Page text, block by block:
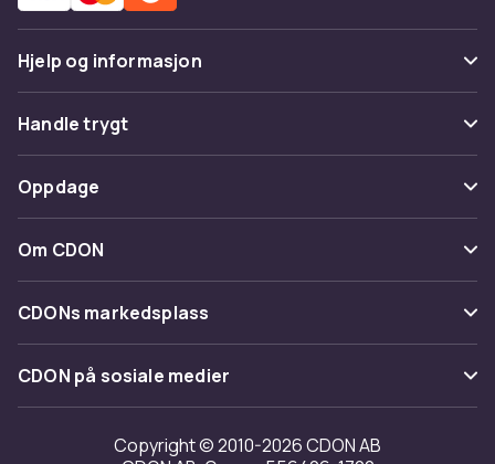
Hjelp og informasjon
Vanlige spørsmål
Spor pakke
Angre & returner her
Kontakt oss
Handle trygt
Betaling
Levering
Tilbakekallinger
Oppdage
Kategorier
Varemerker
Om CDON
Om oss
Kundeanmeldelser
Jobbe på CDON
Investor relations
CDONs markedsplass
Merchant Help Center
CDON på sosiale medier
Copyright © 2010-2026 CDON AB